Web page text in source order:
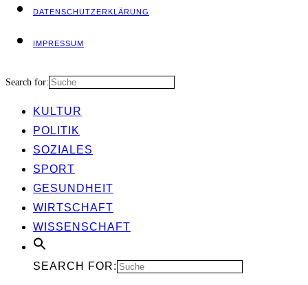
DATEN­SCHUTZ­ER­KLÄ­RUNG
IMPRES­SUM
Search for:
KUL­TUR
POLI­TIK
SOZIA­LES
SPORT
GESUND­HEIT
WIRT­SCHAFT
WIS­SEN­SCHAFT
SEARCH FOR: